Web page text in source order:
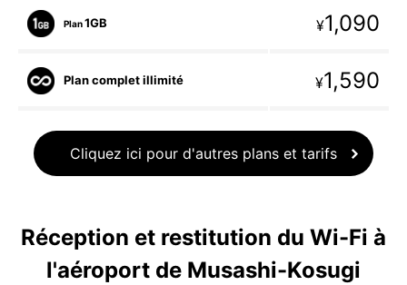
Plan1GB ¥1,090
Plan complet illimité ¥1,590
Cliquez ici pour d'autres plans et tarifs
Réception et restitution du Wi-Fi à
l'aéroport de Musashi-Kosugi